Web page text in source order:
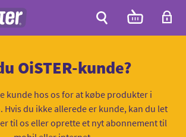
Antal
varer
i
OiSTER-kunde?
kunde hos os for at købe produkter i
Hvis du ikke allerede er kunde, kan du let
til os eller oprette et nyt abonnement til